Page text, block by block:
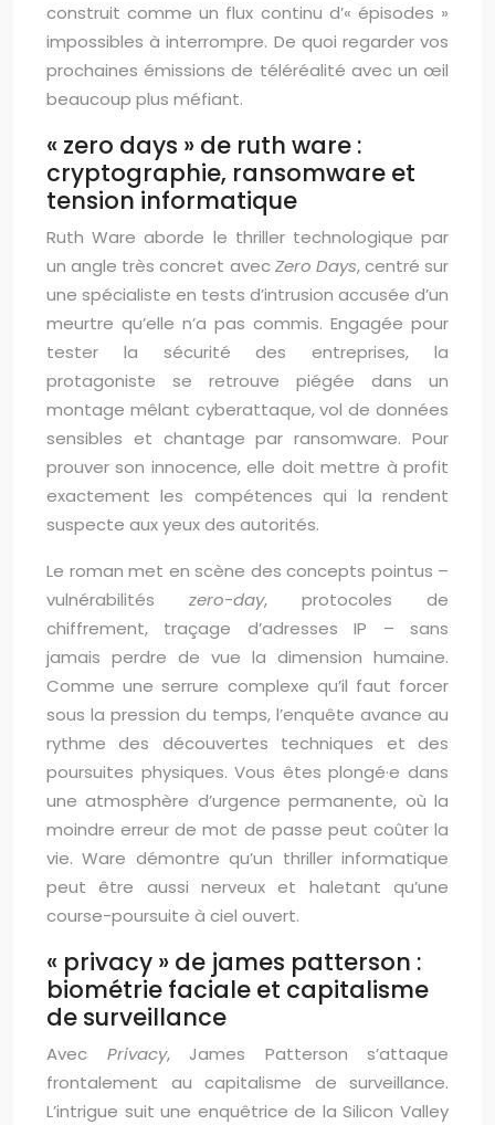
construit comme un flux continu d’« épisodes »
impossibles à interrompre. De quoi regarder vos
prochaines émissions de téléréalité avec un œil
beaucoup plus méfiant.
« zero days » de ruth ware :
cryptographie, ransomware et
tension informatique
Ruth Ware aborde le thriller technologique par
un angle très concret avecZero Days, centré sur
une spécialiste en tests d’intrusion accusée d’un
meurtre qu’elle n’a pas commis. Engagée pour
tester la sécurité des entreprises, la
protagoniste se retrouve piégée dans un
montage mêlant cyberattaque, vol de données
sensibles et chantage par ransomware. Pour
prouver son innocence, elle doit mettre à profit
exactement les compétences qui la rendent
suspecte aux yeux des autorités.
Le roman met en scène des concepts pointus –
vulnérabilités zero-day, protocoles de
chiffrement, traçage d’adresses IP – sans
jamais perdre de vue la dimension humaine.
Comme une serrure complexe qu’il faut forcer
sous la pression du temps, l’enquête avance au
rythme des découvertes techniques et des
poursuites physiques. Vous êtes plongé·e dans
une atmosphère d’urgence permanente, où la
moindre erreur de mot de passe peut coûter la
vie. Ware démontre qu’un thriller informatique
peut être aussi nerveux et haletant qu’une
course-poursuite à ciel ouvert.
« privacy » de james patterson :
biométrie faciale et capitalisme
de surveillance
Avec Privacy, James Patterson s’attaque
frontalement au capitalisme de surveillance.
L’intrigue suit une enquêtrice de la Silicon Valley